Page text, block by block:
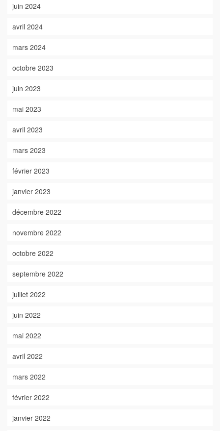
juin 2024
avril 2024
mars 2024
octobre 2023
juin 2023
mai 2023
avril 2023
mars 2023
février 2023
janvier 2023
décembre 2022
novembre 2022
octobre 2022
septembre 2022
juillet 2022
juin 2022
mai 2022
avril 2022
mars 2022
février 2022
janvier 2022